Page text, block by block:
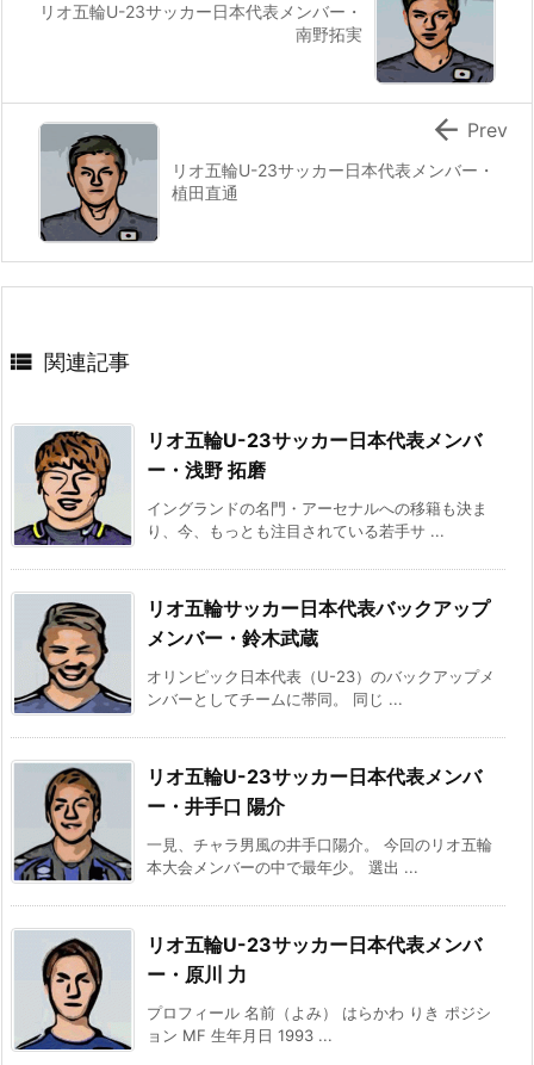
リオ五輪U-23サッカー日本代表メンバー・
南野拓実
リオ五輪U-23サッカー日本代表メンバー・
植田直通
 Prev
 関連記事
リオ五輪U-23サッカー日本代表メンバ
ー・浅野 拓磨
イングランドの名門・アーセナルへの移籍も決ま
り、今、もっとも注目されている若手サ ...
リオ五輪サッカー日本代表バックアップ
メンバー・鈴木武蔵
オリンピック日本代表（U-23）のバックアップメ
ンバーとしてチームに帯同。 同じ ...
リオ五輪U-23サッカー日本代表メンバ
ー・井手口 陽介
一見、チャラ男風の井手口陽介。 今回のリオ五輪
本大会メンバーの中で最年少。 選出 ...
リオ五輪U-23サッカー日本代表メンバ
ー・原川 力
プロフィール 名前（よみ） はらかわ りき ポジシ
ョン MF 生年月日 1993 ...